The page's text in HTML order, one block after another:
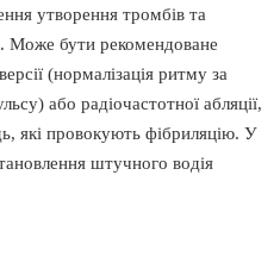
утворення тромбів та
Може бути рекомендоване
(нормалізація ритму за
або радіочастотної абляції,
які провокують фібриляцію. У
штучного водія